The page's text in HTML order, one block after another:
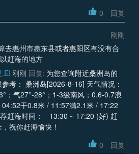
0 回复
刚刚
去惠州市惠东县或者惠阳区有没有合
赶海的地方
刚刚 回复: 为您查询附近桑洲岛的
考： 桑洲岛[2026-8-16] 天气情况：
；气27°-28°；1-3级南风；0.6-0.7浪
04:52干0.8米 / 11:57满2.1米 / 17:22
赶海时间： - 13:30 ~ 17:20 (好) 赶
祝你赶海愉快！
0 回复